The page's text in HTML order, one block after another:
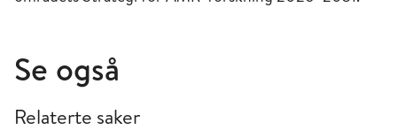
Se også
Relaterte saker